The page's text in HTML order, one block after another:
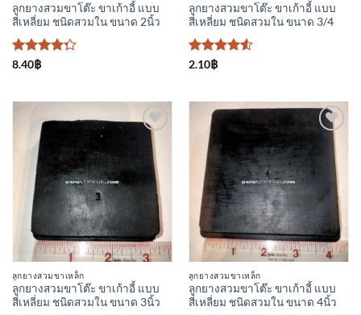
ลูกยางสวมขาโต๊ะ ขาเก้าอี้ แบบ
สี่เหลี่ยม ชนิดสวมใน ขนาด 2นิ้ว
ให้
ตั้งแต่ 1-5
8.40฿
ลูกยางสวมขาโต๊ะ ขาเก้าอี้ แบบ
สี่เหลี่ยม ชนิดสวมใน ขนาด 3/4
ให้คะแนน
คะแนน
2.10฿
ลูกยางสวมขาเหล็ก
ลูกยางสวมขาโต๊ะ ขาเก้าอี้ แบบ
สี่เหลี่ยม ชนิดสวมใน ขนาด 3นิ้ว
ลูกยางสวมขาเหล็ก
ลูกยางสวมขาโต๊ะ ขาเก้าอี้ แบบ
สี่เหลี่ยม ชนิดสวมใน ขนาด 4นิ้ว